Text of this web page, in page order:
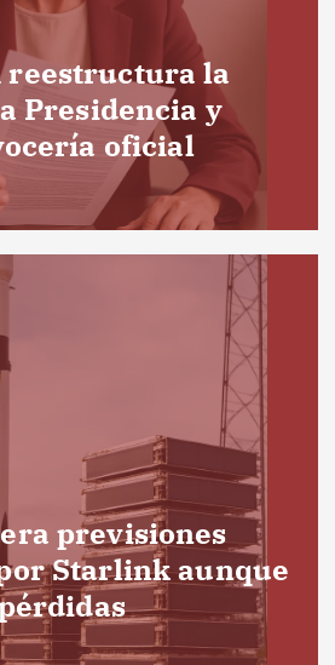
reestructura la
Presidencia y
oficial
previsiones
Starlink aunque